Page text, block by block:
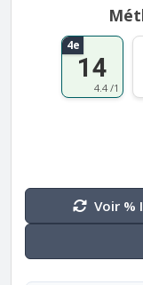
4e
14
4.4 /1
Voir %